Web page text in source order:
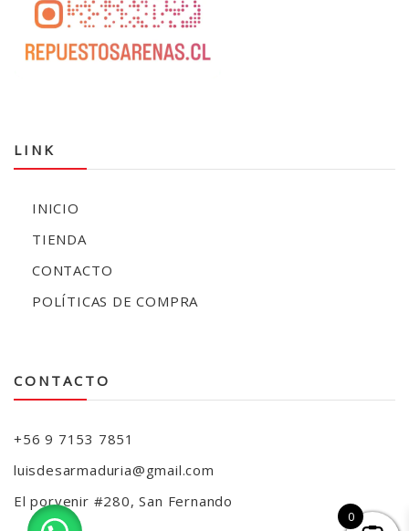
LINK
INICIO
TIENDA
CONTACTO
POLÍTICAS DE COMPRA
CONTACTO
+56 9 7153 7851
luisdesarmaduria@gmail.com
El porvenir #280, San Fernando
0